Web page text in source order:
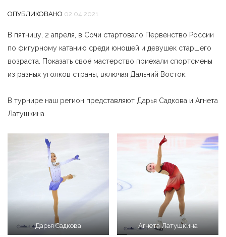
ОПУБЛИКОВАНО 02.04.2021
В пятницу, 2 апреля, в Сочи стартовало Первенство России
по фигурному катанию среди юношей и девушек старшего
возраста. Показать своё мастерство приехали спортсмены
из разных уголков страны, включая Дальний Восток.
В турнире наш регион представляют Дарья Садкова и Агнета
Латушкина.
Дарья Садкова Агнета Латушкина